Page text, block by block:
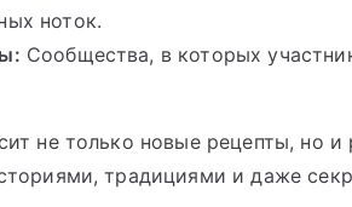
ноток.
Сообщества, в которых
не только новые рецепты, но
традициями и даже